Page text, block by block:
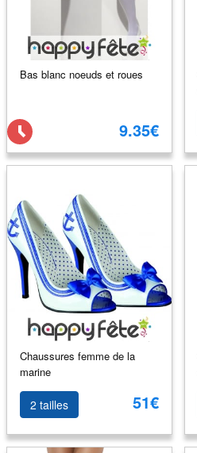
Bas blanc noeuds et roues
9.35€
Chaussures femme de la
marine
2 tailles 51€